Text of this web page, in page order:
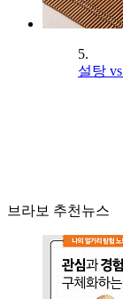
5.
설탕
브라보 추천뉴스